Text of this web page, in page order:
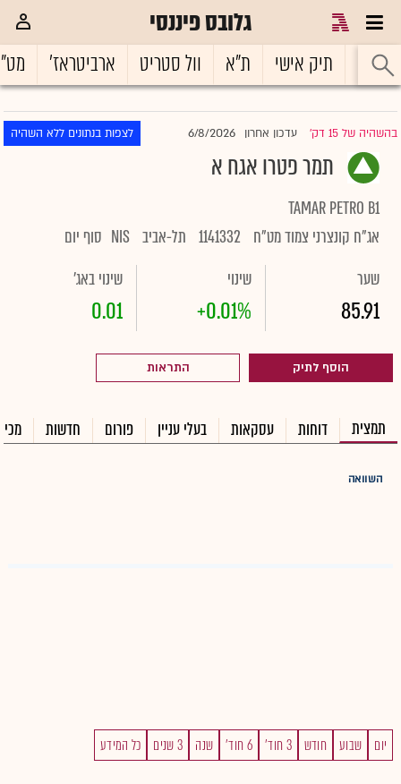
גלובס פיננסי
ראשי תיק אישי ת"א וול סטריט ארביטראז'
בהשהיה של 15 דק' |עדכון אחרון 6/8/2026 לצפות בנתונים ללא השהיה
תמר פטרו אגח א
TAMAR PETRO B1
אג"ח קונצרני צמוד מט"ח 1141332 תל-אביב NIS סוף יום
שער
85.91
שינוי
+0.01%
שינוי באג'
0.01
הוסף לתיק התראות
תמצית דוחות עסקאות בעלי עניין פורום חדשות
השוואה
יום שבוע חודש 3 חוד' 6 חוד' שנה 3 שנים כל המידע